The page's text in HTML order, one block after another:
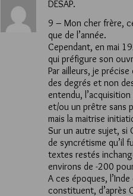
DÉSAP.
9 – Mon cher frère,
que de l’année.
Cependant, en mai
qui préfigure son
Par ailleurs, je
des degrés et non
entendu,
et/ou un prêtre sans
mais la maitrise
Sur un autre sujet, si
de syncrétisme qu’il
textes restés
environs de -200
A ces époques,
constituent, d’après